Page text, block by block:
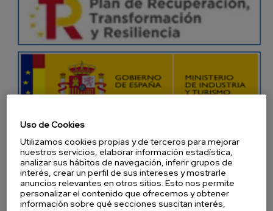
Resolución: Orden ICT/426/2022, de 13 de mayo (BOE
Uso de Cookies
Utilizamos cookies propias y de terceros para mejorar
nuestros servicios, elaborar información estadística,
analizar sus hábitos de navegación, inferir grupos de
interés, crear un perfil de sus intereses y mostrarle
anuncios relevantes en otros sitios. Esto nos permite
personalizar el contenido que ofrecemos y obtener
información sobre qué secciones suscitan interés,